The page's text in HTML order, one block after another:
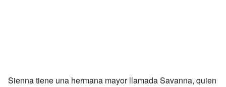
Sienna tiene una hermana mayor llamada Savanna, quien